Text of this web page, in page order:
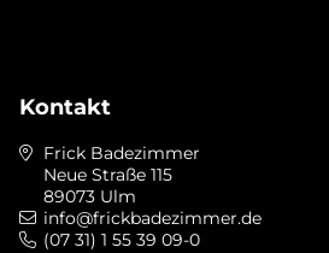
Kontakt
Frick Badezimmer
Neue Straße 115
89073 Ulm
info@frickbadezimmer.de
(07 31) 1 55 39 09-0